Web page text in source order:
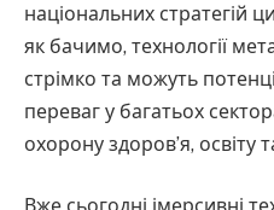
національних стратегій
як бачимо, технології
стрімко та можуть
переваг у багатьох
охорону здоров’я, освіту